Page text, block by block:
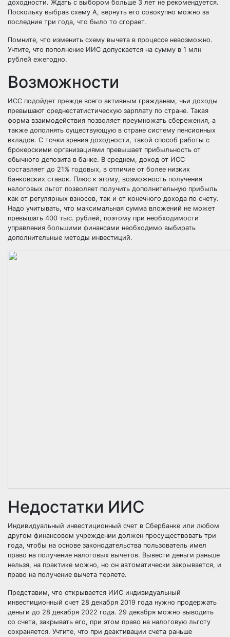
доходности. Ждать с выбором больше 3 лет не рекомендуется.
Поскольку выбрав схему А, вернуть его совокупно можно за
последние три года, что было то сгорает.
Помните, что изменить схему вычета в процессе невозможно.
Учтите, что пополнение ИИС допускается на сумму в 1 млн
рублей ежегодно.
Возможности
ИСС подойдет прежде всего активным гражданам, чьи доходы
превышают среднестатистическую зарплату по стране. Такая
форма взаимодействия позволяет преумножать сбережения, а
также дополнять существующую в стране систему пенсионных
вкладов. С точки зрения доходности, такой способ работы с
брокерскими организациями превышает прибыльность от
обычного депозита в банке. В среднем, доход от ИСС
составляет до 21% годовых, в отличие от более низких
банковских ставок. Плюс к этому, возможность получения
налоговых льгот позволяет получить дополнительную прибыль
как от регулярных взносов, так и от конечного дохода по счету.
Надо учитывать, что максимальная сумма вложений не может
превышать 400 тыс. рублей, поэтому при необходимости
управления большими финансами необходимо выбирать
дополнительные методы инвестиций.
Недостатки ИИС
Индивидуальный инвестиционный счет в Сбербанке или любом
другом финансовом учреждении должен просуществовать три
года, чтобы на основе законодательства пользователь имел
право на получение налоговых вычетов. Вывести деньги раньше
нельзя, на практике можно, но он автоматически закрывается, и
право на получение вычета теряете.
Представим, что открывается ИИС индивидуальный
инвестиционный счет 28 декабря 2019 года нужно продержать
деньги до 28 декабря 2022 года. 29 декабря можно выводить
со счета, закрывать его, при этом право на налоговую льготу
сохраняется. Учтите, что при деактивации счета раньше